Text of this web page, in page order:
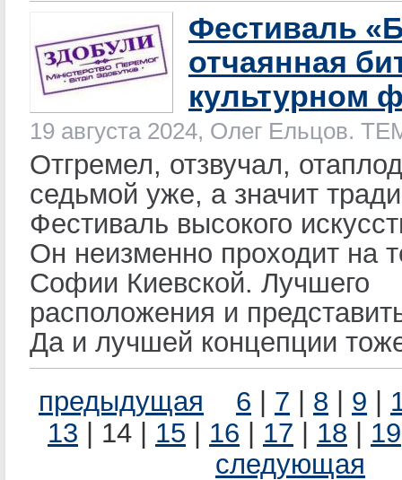
Фестиваль
отчаянная
культурном
19 августа 2024, Олег Ельцов.
Отгремел, отзвучал,
седьмой уже, а значит
Фестиваль высокого
Он неизменно проходит на
Софии Киевской. Лучшего
расположения и
Да и лучшей концепции
предыдущая
6 | 7 | 8 | 9 |
13 | 14 | 15 | 16 | 17 | 18 | 19
следующая